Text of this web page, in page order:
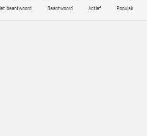
beantwoord Beantwoord Actief Populair